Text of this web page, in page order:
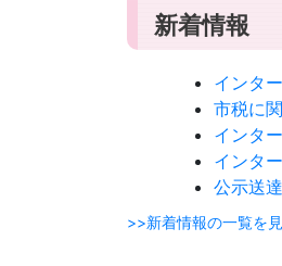
新着情報
インタ
市税に
インタ
インタ
公示送
>>新着情報の一覧を